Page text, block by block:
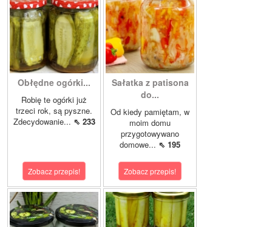
Obłędne ogórki...
Robię te ogórki już
trzeci rok, są pyszne.
Zdecydowanie... ⇖ 233
Zobacz przepis!
Sałatka z patisona
do...
Od kiedy pamiętam, w
moim domu
przygotowywano
domowe... ⇖ 195
Zobacz przepis!